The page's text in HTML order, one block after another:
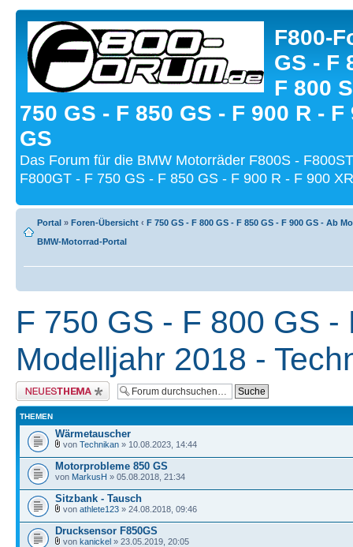
F800-
GS - F
F 800
750 GS - F 850 GS - F 900 R - F
GS
Das Forum für die BMW Motorräder F800S -
F800GT - F 750 GS - F 850 GS - F 900 R - F 900
Portal » Foren-Übersicht ‹ F 750 GS - F 800 GS - F 850 GS - F 900 GS - Ab
BMW-Motorrad-Portal
F 750 GS - F 800 GS
Modelljahr 2018 -
Neues Thema erstellen
THEMEN
Wärmetauscher
von Technikan » 10.08.2023, 14:44
Motorprobleme 850 GS
von MarkusH » 05.08.2018, 21:34
Sitzbank - Tausch
von athlete123 » 24.08.2018, 09:46
Drucksensor F850GS
von kanickel » 23.05.2019, 20:05